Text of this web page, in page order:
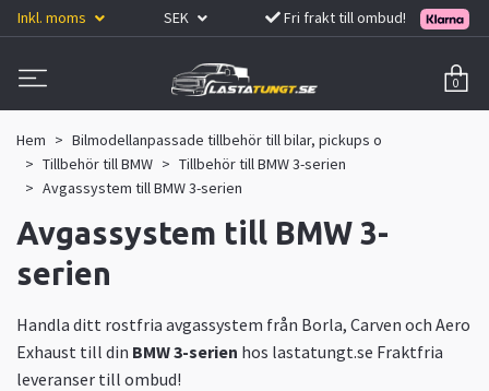
Inkl. moms SEK Fri frakt till ombud!
0
Hem
Bilmodellanpassade tillbehör till bilar, pickups o
Tillbehör till BMW
Tillbehör till BMW 3-serien
Avgassystem till BMW 3-serien
Avgassystem till BMW 3-
serien
Handla ditt rostfria avgassystem från Borla, Carven och Aero
Exhaust till din BMW 3-serien hos lastatungt.se Fraktfria
leveranser till ombud!